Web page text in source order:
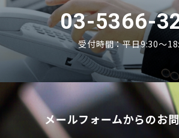
03-5366-
受付時間：平日9:30〜
メールフォームからのお